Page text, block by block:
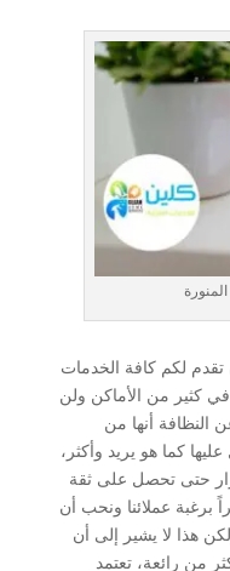
تقدم لكم كافة الخدمات
في كثير من الأماكن ولن
النظافة أنها من
كما هو يريد وأكثر،
حتى تحصل على ثقة
برغبة عملائنا ونحب أن
هذا لا يشير إلى أن
من رائعة، تعتمد